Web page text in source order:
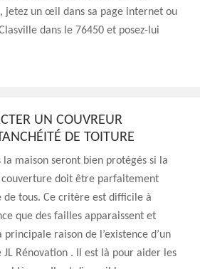
jetez un œil dans sa page internet ou
dans le 76450 et posez-lui
UN COUVREUR
DE TOITURE
la maison seront bien protégés si la
doit être parfaitement
tous. Ce critère est difficile à
que des failles apparaissent et
raison de l’existence d’un
Rénovation . Il est là pour aider les